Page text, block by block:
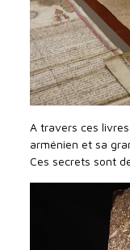
A travers ces
arménien et sa
Ces secrets sont